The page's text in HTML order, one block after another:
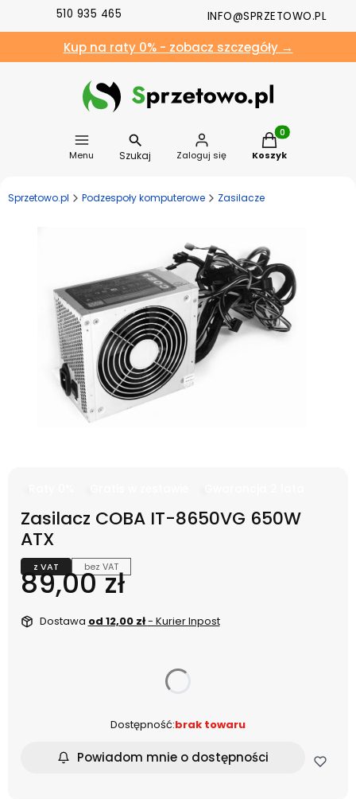
510 935 465 INFO@SPRZETOWO.PL
Kup na raty 0% - zobacz szczegóły →
Menu Szukaj Zaloguj się
Produkty w
Koszyk
Sprzetowo.pl Podzespoły komputerowe Zasilacze
Zasilacz COBA IT-8650VG 650W
ATX
z VAT bez VAT
Cena
89,00 zł
Dostawa od 12,00 zł- Kurier Inpost
Dostępność:brak towaru
Powiadom mnie o dostępności